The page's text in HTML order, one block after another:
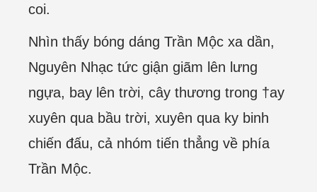
coi.
Nhìn thấy bóng dáng Trần Mộc xa dần,
Nguyên Nhạc tức giận giãm lên lưng
ngựa, bay lên trời, cây thương trong †ay
xuyên qua bầu trời, xuyên qua ky binh
chiến đấu, cả nhóm tiến thẳng về phía
Trần Mộc.